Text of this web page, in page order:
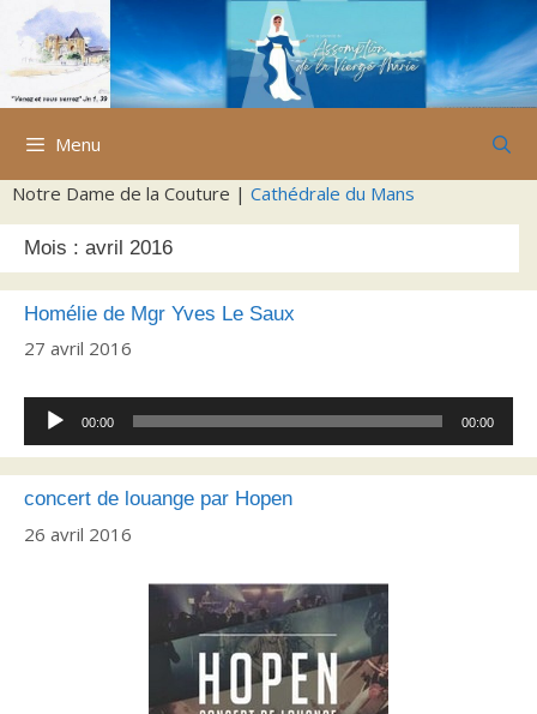
Aller
contenu
Menu
Notre Dame de la Couture | Cathédrale du Mans
Mois : avril 2016
Homélie de Mgr Yves Le Saux
27 avril 2016
Lecteur
audio
00:00 00:00
concert de louange par Hopen
26 avril 2016